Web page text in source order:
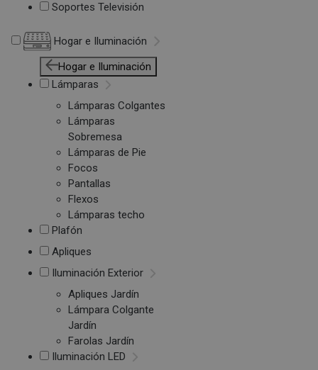
Soportes Televisión
Hogar e Iluminación
Hogar e Iluminación
Lámparas
Lámparas Colgantes
Lámparas
Sobremesa
Lámparas de Pie
Focos
Pantallas
Flexos
Lámparas techo
Plafón
Apliques
Iluminación Exterior
Apliques Jardín
Lámpara Colgante
Jardín
Farolas Jardín
Iluminación LED